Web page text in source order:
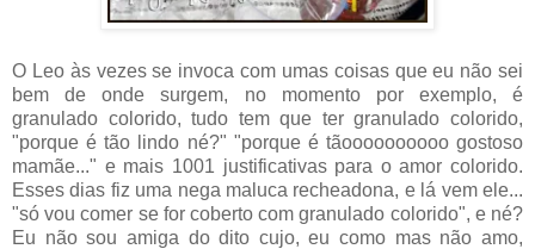
O Leo às vezes se invoca com umas coisas que eu não sei
bem de onde surgem, no momento por exemplo, é
granulado colorido, tudo tem que ter granulado colorido,
"porque é tão lindo né?" "porque é tãoooooooooo gostoso
mamãe..." e mais 1001 justificativas para o amor colorido.
Esses dias fiz uma nega maluca recheadona, e lá vem ele...
"só vou comer se for coberto com granulado colorido", e né?
Eu não sou amiga do dito cujo, eu como mas não amo,